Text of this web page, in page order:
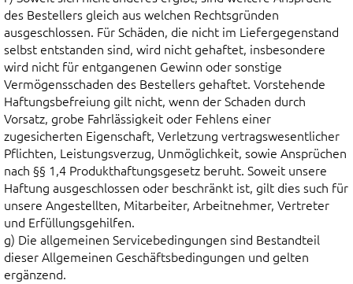
des Bestellers gleich aus welchen Rechtsgründen
ausgeschlossen. Für Schäden, die nicht im Liefergegenstand
selbst entstanden sind, wird nicht gehaftet, insbesondere
wird nicht für entgangenen Gewinn oder sonstige
Vermögensschaden des Bestellers gehaftet. Vorstehende
Haftungsbefreiung gilt nicht, wenn der Schaden durch
Vorsatz, grobe Fahrlässigkeit oder Fehlens einer
zugesicherten Eigenschaft, Verletzung vertragswesentlicher
Pflichten, Leistungsverzug, Unmöglichkeit, sowie Ansprüchen
nach §§ 1,4 Produkthaftungsgesetz beruht. Soweit unsere
Haftung ausgeschlossen oder beschränkt ist, gilt dies such für
unsere Angestellten, Mitarbeiter, Arbeitnehmer, Vertreter
und Erfüllungsgehilfen.
g) Die allgemeinen Servicebedingungen sind Bestandteil
dieser Allgemeinen Geschäftsbedingungen und gelten
ergänzend.